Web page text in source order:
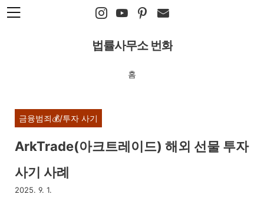
본문 바로가기
법률사무소 번화
홈
금융범죄💰/투자 사기
ArkTrade(아크트레이드) 해외 선물 투자
사기 사례
2025. 9. 1.